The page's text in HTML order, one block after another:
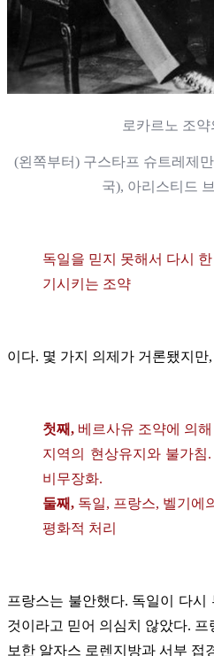
로카르노 조
(왼쪽부터) 구스타프 슈트레제
국), 아리스티드
독일을 믿지 못해서 다시
기시키는 조약
이다. 몇 가지 의제가 거론됐지만
첫째, 베르사유 조약에 의
지역의 현상유지와 불가
비무장화.
둘째, 독일, 프랑스, 벨기에
평화적 처리
프랑스는 불안했다. 독일이 다
것이라고 믿어 의심치 않았다.
보한 알자스 로렌지방과 서부 접